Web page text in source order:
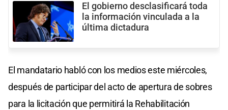
El gobierno desclasificará toda
la información vinculada a la
última dictadura
El mandatario habló con los medios este miércoles,
después de participar del acto de apertura de sobres
para la licitación que permitirá la Rehabilitación